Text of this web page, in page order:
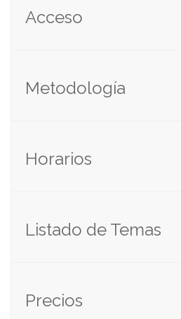
Acceso
Metodología
Horarios
Listado de Temas
Precios